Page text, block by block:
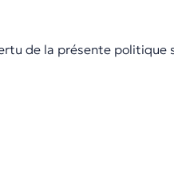
de la présente politique